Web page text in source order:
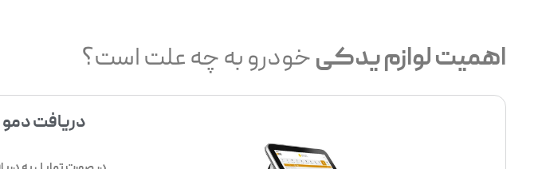
اهمیت لوازم یدکیخودرو به چه علت است؟
دریافت دمو